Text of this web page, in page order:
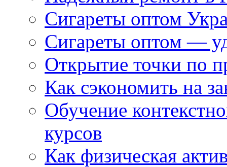
Сигареты оптом
Сигареты оптом —
Открытие точки по
Как сэкономить на
Обучение
курсов
Как физическая